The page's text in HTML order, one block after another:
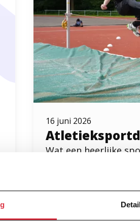
16 juni 2026
Wat een heerlijke
Lees meer
over